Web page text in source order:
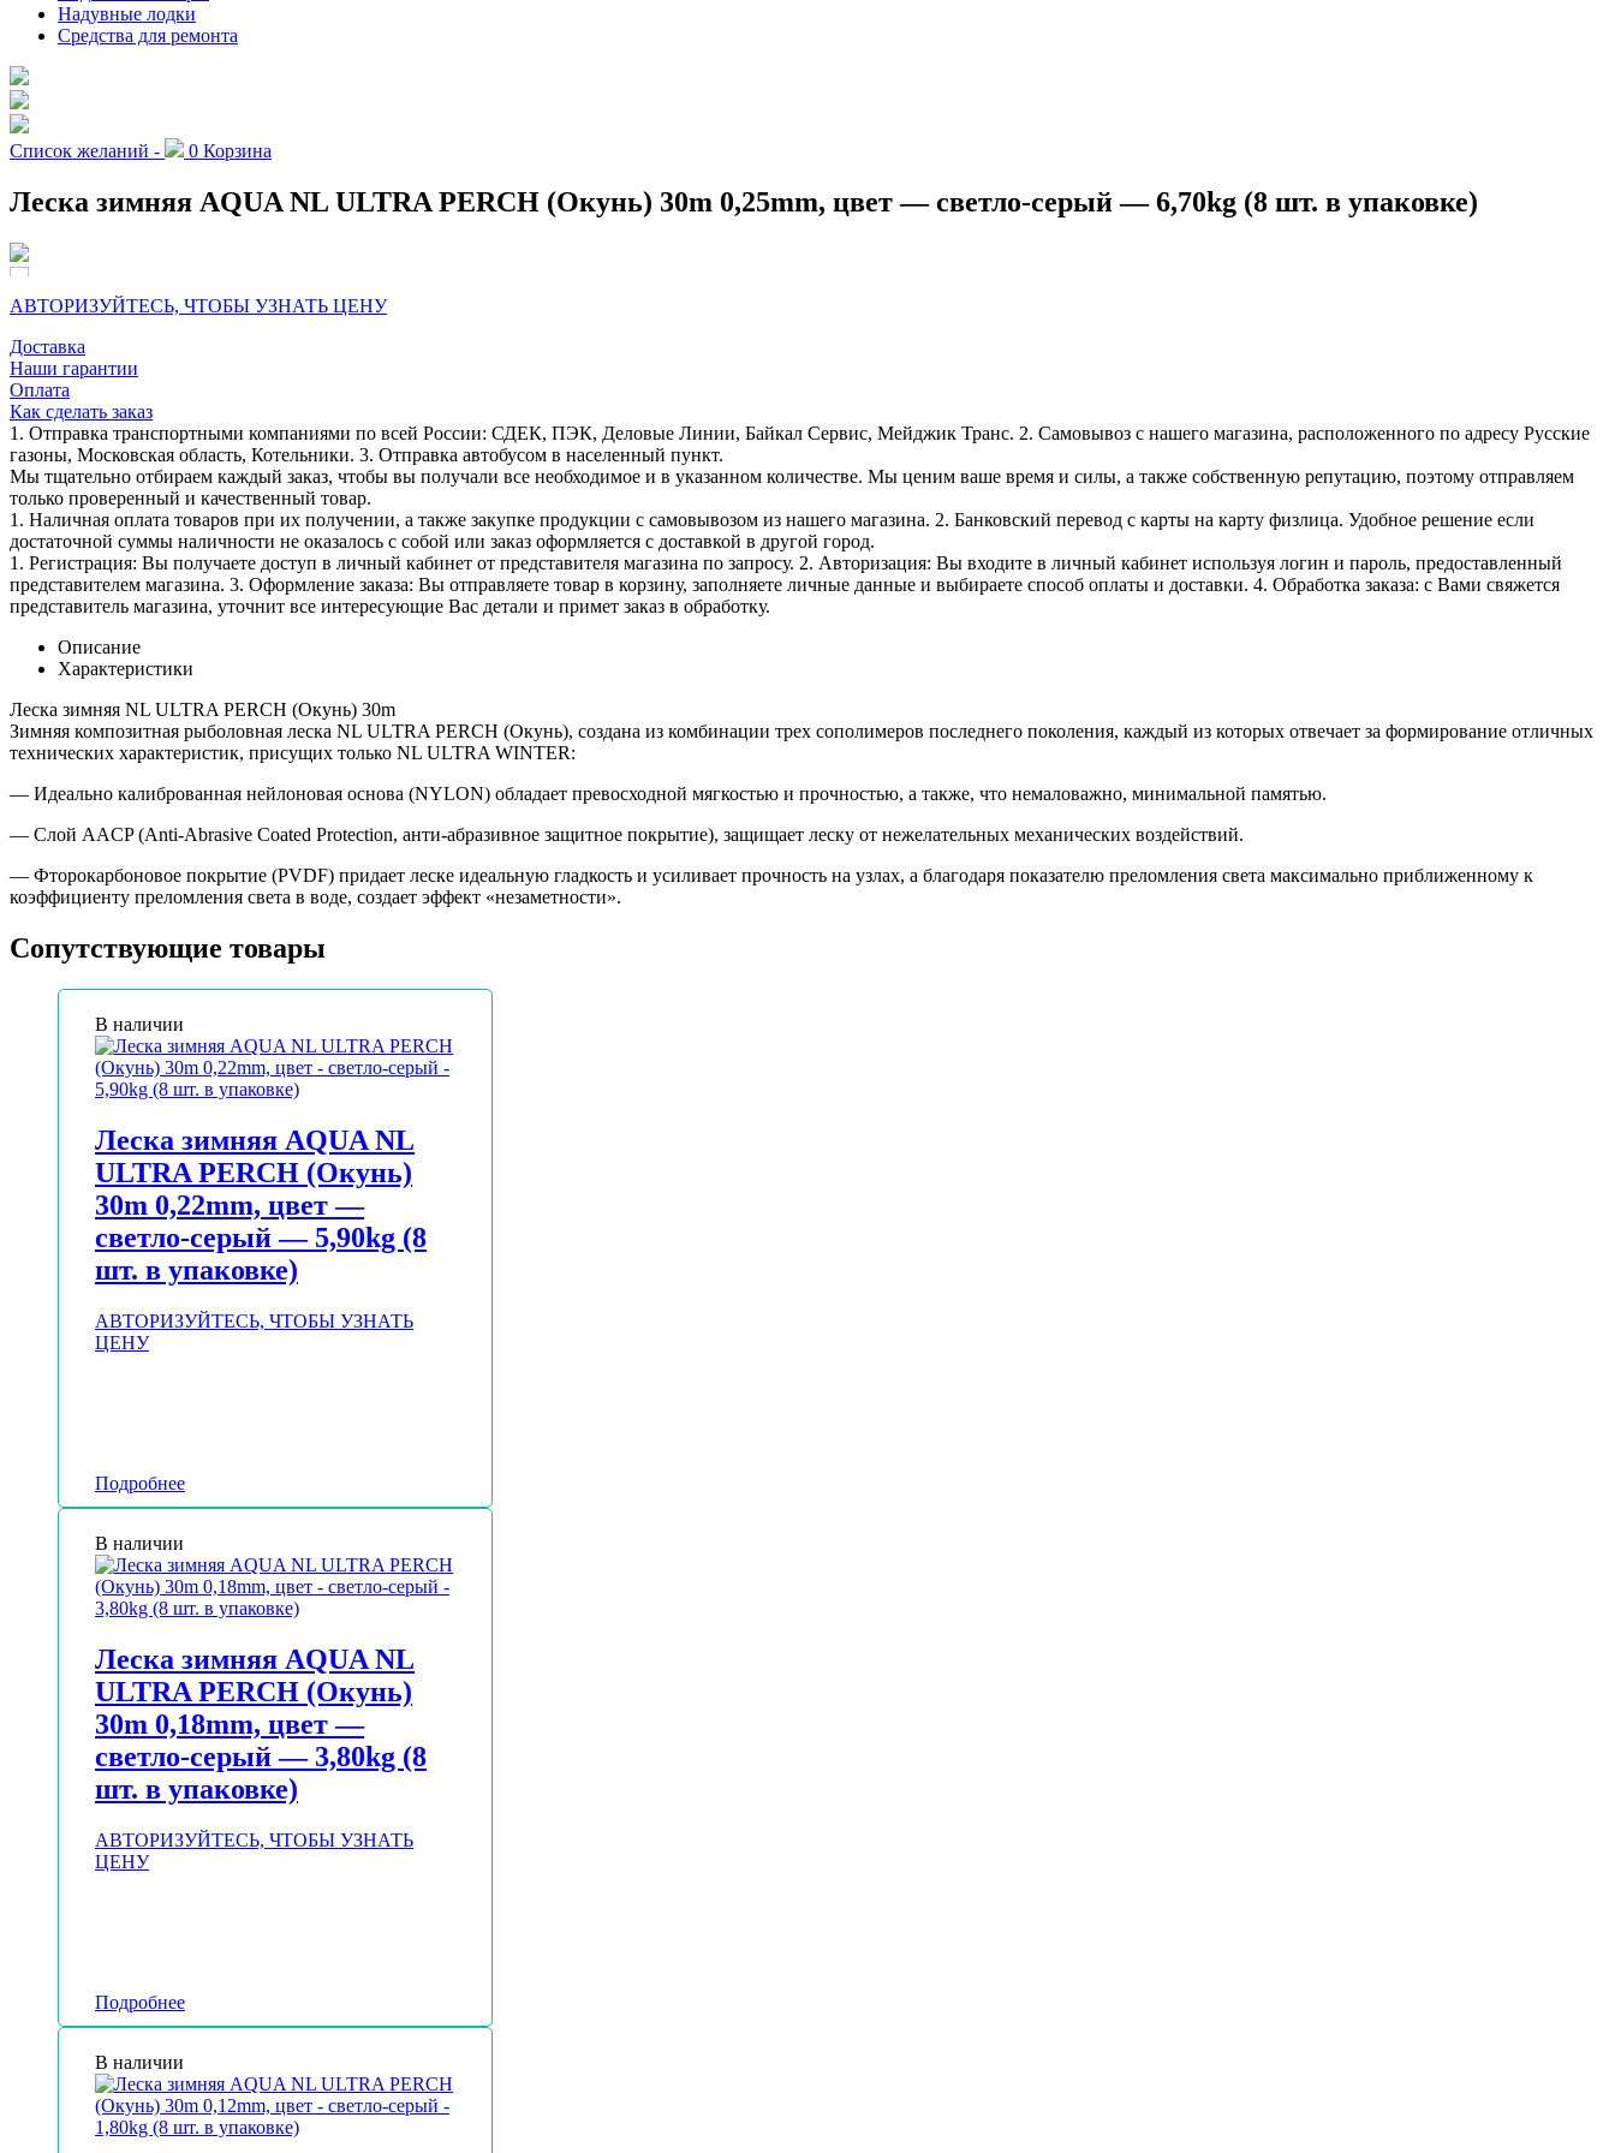
Надувные лодки
Средства для ремонта
Список желаний - 0 Корзина
Леска зимняя AQUA NL ULTRA PERCH (Окунь) 30m 0,25mm, цвет — светло-серый — 6,70kg (8 шт. в упаковке)
АВТОРИЗУЙТЕСЬ, ЧТОБЫ УЗНАТЬ ЦЕНУ
Доставка
Наши гарантии
Оплата
Как сделать заказ
1. Отправка транспортными компаниями по всей России: СДЕК, ПЭК, Деловые Линии, Байкал Сервис, Мейджик Транс. 2. Самовывоз с нашего магазина, расположенного по адресу Русские
газоны, Московская область, Котельники. 3. Отправка автобусом в населенный пункт.
Мы тщательно отбираем каждый заказ, чтобы вы получали все необходимое и в указанном количестве. Мы ценим ваше время и силы, а также собственную репутацию, поэтому отправляем
только проверенный и качественный товар.
1. Наличная оплата товаров при их получении, а также закупке продукции с самовывозом из нашего магазина. 2. Банковский перевод с карты на карту физлица. Удобное решение если
достаточной суммы наличности не оказалось с собой или заказ оформляется с доставкой в другой город.
1. Регистрация: Вы получаете доступ в личный кабинет от представителя магазина по запросу. 2. Авторизация: Вы входите в личный кабинет используя логин и пароль, предоставленный
представителем магазина. 3. Оформление заказа: Вы отправляете товар в корзину, заполняете личные данные и выбираете способ оплаты и доставки. 4. Обработка заказа: с Вами свяжется
представитель магазина, уточнит все интересующие Вас детали и примет заказ в обработку.
Описание
Характеристики
Леска зимняя NL ULTRA PERCH (Окунь) 30m
Зимняя композитная рыболовная леска NL ULTRA PERCH (Окунь), создана из комбинации трех сополимеров последнего поколения, каждый из которых отвечает за формирование отличных
технических характеристик, присущих только NL ULTRA WINTER:
— Идеально калиброванная нейлоновая основа (NYLON) обладает превосходной мягкостью и прочностью, а также, что немаловажно, минимальной памятью.
— Слой AACP (Anti-Abrasive Coated Protection, анти-абразивное защитное покрытие), защищает леску от нежелательных механических воздействий.
— Фторокарбоновое покрытие (PVDF) придает леске идеальную гладкость и усиливает прочность на узлах, а благодаря показателю преломления света максимально приближенному к
коэффициенту преломления света в воде, создает эффект «незаметности».
Сопутствующие товары
В наличии
Леска зимняя AQUA NL
ULTRA PERCH (Окунь)
30m 0,22mm, цвет —
светло-серый — 5,90kg (8
шт. в упаковке)
АВТОРИЗУЙТЕСЬ, ЧТОБЫ УЗНАТЬ
ЦЕНУ
Подробнее
В наличии
Леска зимняя AQUA NL
ULTRA PERCH (Окунь)
30m 0,18mm, цвет —
светло-серый — 3,80kg (8
шт. в упаковке)
АВТОРИЗУЙТЕСЬ, ЧТОБЫ УЗНАТЬ
ЦЕНУ
Подробнее
В наличии